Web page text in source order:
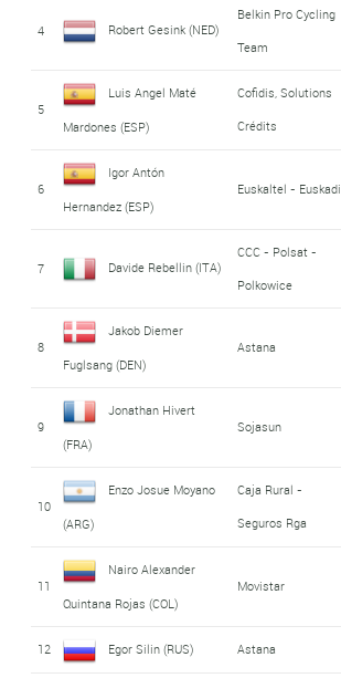
4 Robert Gesink (NED)
Belkin Pro Cycling
Team
5
Luis Angel Maté
Mardones (ESP)
Cofidis, Solutions
Crédits
6
Igor Antón
Hernandez (ESP)
Euskaltel - Euskadi
7 Davide Rebellin (ITA)
CCC - Polsat -
Polkowice
8
Jakob Diemer
Fuglsang (DEN)
Astana
9
Jonathan Hivert
(FRA)
Sojasun
10
Enzo Josue Moyano
(ARG)
Caja Rural -
Seguros Rga
11
Nairo Alexander
Quintana Rojas (COL)
Movistar
12 Egor Silin (RUS) Astana